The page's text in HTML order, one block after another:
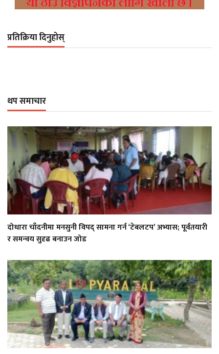
प्रतिक्रिया दिनुहोस्
थप समाचार
दोधारा चाँदनीमा मनसुनी विपद् सामना गर्न ‘टेबलटप’ अभ्यास; पूर्वतयारी
र समन्वय सुदृढ बनाउन जोड